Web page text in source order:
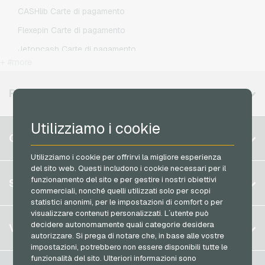
Utilizziamo i cookie
Utilizziamo i cookie per offrirvi la migliore esperienza
del sito web. Questi includono i cookie necessari per il
funzionamento del sito e per gestire i nostri obiettivi
commerciali, nonché quelli utilizzati solo per scopi
statistici anonimi, per le impostazioni di comfort o per
visualizzare contenuti personalizzati. L´utente può
decidere autonomamente quali categorie desidera
autorizzare. Si prega di notare che, in base alle vostre
impostazioni, potrebbero non essere disponibili tutte le
funzionalità del sito. Ulteriori informazioni sono
CASHlib Carte di pagamento
Flexepin Carte di pagamento
Jetoncash Carte di pagamento
Neosurf Carte di pagamento
Razer Gold Carte di pagamento
Transcash Carte di pagamento
REGIONI DISPONIBILI
Belgio
Germania (DE)
Germania (EN)
Francia
Italia
Paesi Bassi
CONTO
Registrati
Accedi
Il mio carrello
SERVIZIO
FAQ
Metodi di pagamento
Termini & Condizioni&Diritto di recesso
VGO-SHOP